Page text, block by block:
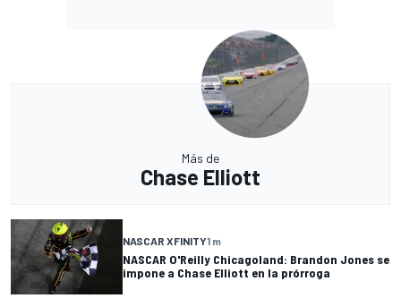
Más de
Chase Elliott
NASCAR XFINITY1 m
NASCAR O'Reilly Chicagoland: Brandon Jones se
impone a Chase Elliott en la prórroga